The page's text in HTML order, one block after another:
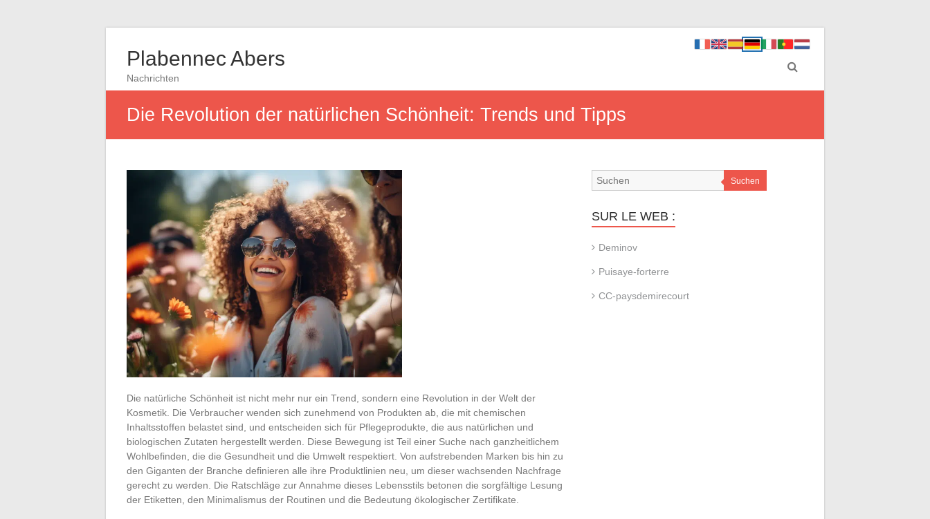
Plabennec Abers
Nachrichten
Die Revolution der natürlichen Schönheit: Trends und Tipps
Die natürliche Schönheit ist nicht mehr nur ein Trend, sondern eine Revolution in der Welt der
Kosmetik. Die Verbraucher wenden sich zunehmend von Produkten ab, die mit chemischen
Inhaltsstoffen belastet sind, und entscheiden sich für Pflegeprodukte, die aus natürlichen und
biologischen Zutaten hergestellt werden. Diese Bewegung ist Teil einer Suche nach ganzheitlichem
Wohlbefinden, die die Gesundheit und die Umwelt respektiert. Von aufstrebenden Marken bis hin zu
den Giganten der Branche definieren alle ihre Produktlinien neu, um dieser wachsenden Nachfrage
gerecht zu werden. Die Ratschläge zur Annahme dieses Lebensstils betonen die sorgfältige Lesung
der Etiketten, den Minimalismus der Routinen und die Bedeutung ökologischer Zertifikate.
Suchen
SUR LE WEB :
Deminov
Puisaye-forterre
CC-paysdemirecourt